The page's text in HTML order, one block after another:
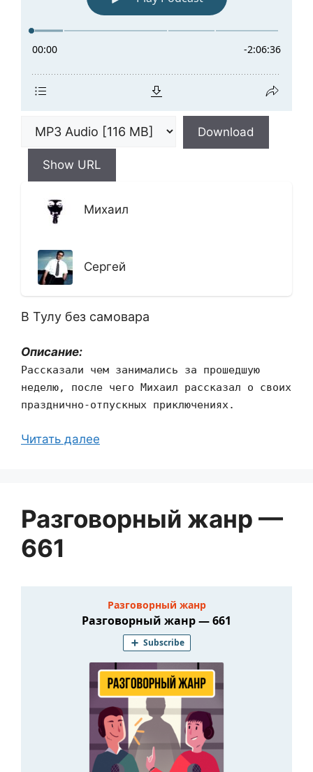
Download
Show URL
Михаил
Сергей
В Тулу без самовара
Описание:
Рассказали чем занимались за прошедшую
неделю, после чего Михаил рассказал о своих
празднично-отпускных приключениях.
Читать далее
Разговорный жанр —
661